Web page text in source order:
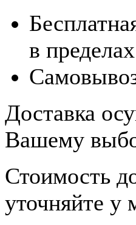
в
Доставка
Вашему
Стоимость
уточняйте у